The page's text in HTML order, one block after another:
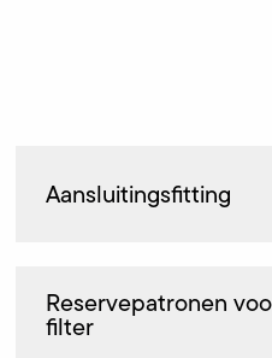
Aansluitingsfitting
Reservepatronen
filter